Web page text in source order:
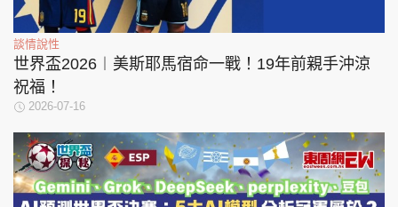
談情說性
世界盃2026︱美斯耶馬宿命一戰！19年前親手沖涼
祝福！
2026-07-16